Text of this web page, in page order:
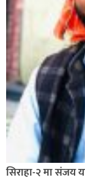
सिराहा-२ मा संजय